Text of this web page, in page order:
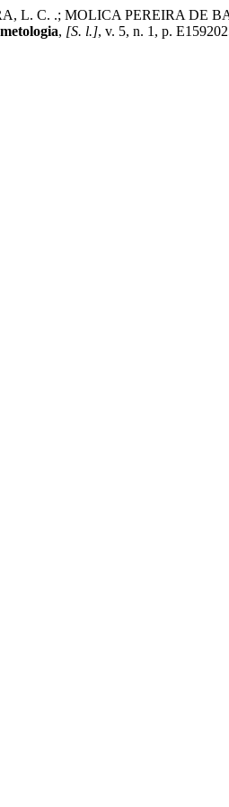
C. .; MOLICA PEREIRA DE
, [S. l.], v. 5, n. 1, p.